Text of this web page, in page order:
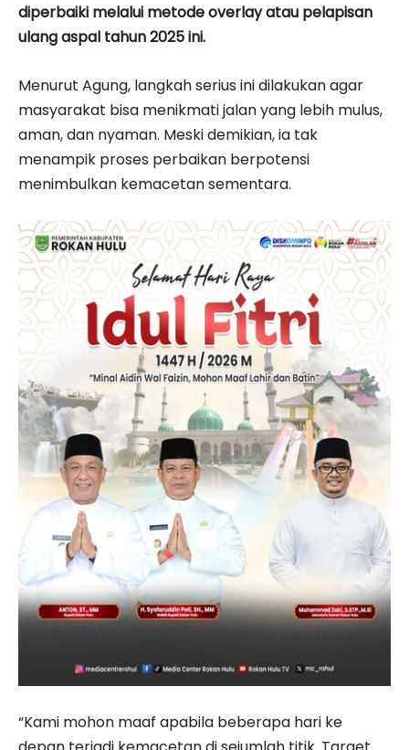
diperbaiki melalui metode overlay atau pelapisan
ulang aspal tahun 2025 ini.
Menurut Agung, langkah serius ini dilakukan agar
masyarakat bisa menikmati jalan yang lebih mulus,
aman, dan nyaman. Meski demikian, ia tak
menampik proses perbaikan berpotensi
menimbulkan kemacetan sementara.
“Kami mohon maaf apabila beberapa hari ke